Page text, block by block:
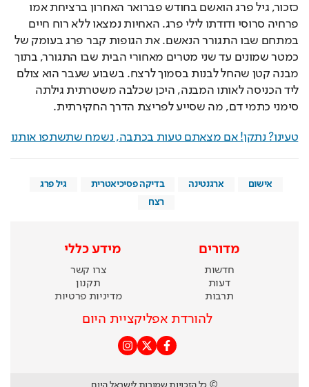
כזכור, גיל פרג הואשם בחודש פברואר האחרון ברציחת אמו
פרחיה סרוסי ודודתו לילי פרג. האחיות נמצאו ללא רוח חיים
במתחם שבו התגורר הנאשם. את הגופות קבר פרג בעומק של
כמטר שמונים עד שני מטרים מאחורי הבית שבו התגורר, בתוך
מבנה קטן שהחל לבנות בסמוך לרצח. בשבוע שעבר הוא צולם
ליד הכניסה לאותו המבנה, היכן שכלבה משטרתית גילתה
סימני כתמי דם, מה שסייע לפריצת הדרך החקירתית.
טעינו? נתקן! אם מצאתם טעות בכתבה, נשמח שתשתפו אותנו
אישום ארגנטינה בדיקה פסיכיאטרית
גיל פרג
רצח
מדורים
חדשות
דעות
תרבות
מידע כללי
צרו קשר
תקנון
מדיניות פרטיות
להורדת אפליקציית היום
© כל הזכויות שמורות לישראל היום